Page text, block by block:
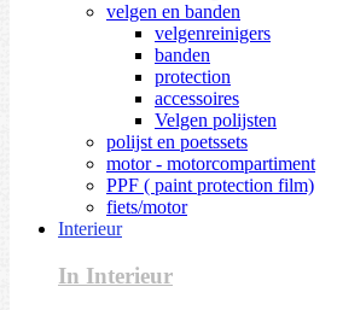
velgen en banden
velgenreinigers
banden
protection
accessoires
Velgen polijsten
polijst en poetssets
motor - motorcompartiment
PPF ( paint protection film)
fiets/motor
Interieur
In Interieur